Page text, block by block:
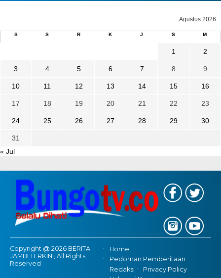
Agustus 2026
S S R K J S M
1 2
3 4 5 6 7 8 9
10 11 12 13 14 15 16
17 18 19 20 21 22 23
24 25 26 27 28 29 30
31
« Jul
Copyright @ 2026 BERITA
JAMBI TERKINI, All Rights
Reserved
Home
Pedoman Pemberitaan
Redaksi
Privacy Policy